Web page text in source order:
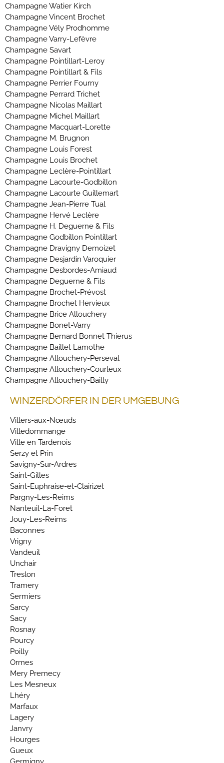
Champagne Watier Kirch
Champagne Vincent Brochet
Champagne Vély Prodhomme
Champagne Varry-Lefèvre
Champagne Savart
Champagne Pointillart-Leroy
Champagne Pointillart & Fils
Champagne Perrier Fourny
Champagne Perrard Trichet
Champagne Nicolas Maillart
Champagne Michel Maillart
Champagne Macquart-Lorette
Champagne M. Brugnon
Champagne Louis Forest
Champagne Louis Brochet
Champagne Leclère-Pointillart
Champagne Lacourte-Godbillon
Champagne Lacourte Guillemart
Champagne Jean-Pierre Tual
Champagne Hervé Leclère
Champagne H. Deguerne & Fils
Champagne Godbillon Pointillart
Champagne Dravigny Demoizet
Champagne Desjardin Varoquier
Champagne Desbordes-Amiaud
Champagne Deguerne & Fils
Champagne Brochet-Prévost
Champagne Brochet Hervieux
Champagne Brice Allouchery
Champagne Bonet-Varry
Champagne Bernard Bonnet Thierus
Champagne Baillet Lamothe
Champagne Allouchery-Perseval
Champagne Allouchery-Courleux
Champagne Allouchery-Bailly
WINZERDÖRFER IN DER UMGEBUNG
Villers-aux-Nœuds
Villedommange
Ville en Tardenois
Serzy et Prin
Savigny-Sur-Ardres
Saint-Gilles
Saint-Euphraise-et-Clairizet
Pargny-Les-Reims
Nanteuil-La-Foret
Jouy-Les-Reims
Baconnes
Vrigny
Vandeuil
Unchair
Treslon
Tramery
Sermiers
Sarcy
Sacy
Rosnay
Pourcy
Poilly
Ormes
Mery Premecy
Les Mesneux
Lhéry
Marfaux
Lagery
Janvry
Hourges
Gueux